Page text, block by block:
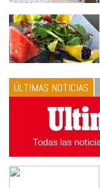
ÚLTIMAS NOTICIAS